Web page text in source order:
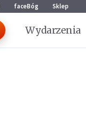
faceBóg Sklep
Wydarzenia